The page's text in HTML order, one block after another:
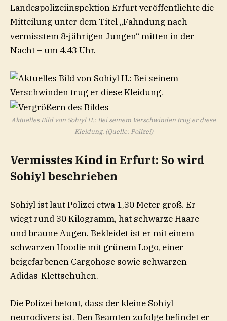
Landespolizeiinspektion Erfurt veröffentlichte die
Mitteilung unter dem Titel „Fahndung nach
vermisstem 8-jährigen Jungen“ mitten in der
Nacht – um 4.43 Uhr.
Aktuelles Bild von Sohiyl H.: Bei seinem Verschwinden trug er diese
Kleidung. (Quelle: Polizei)
Vermisstes Kind in Erfurt: So wird
Sohiyl beschrieben
Sohiyl ist laut Polizei etwa 1,30 Meter groß. Er
wiegt rund 30 Kilogramm, hat schwarze Haare
und braune Augen. Bekleidet ist er mit einem
schwarzen Hoodie mit grünem Logo, einer
beigefarbenen Cargohose sowie schwarzen
Adidas-Klettschuhen.
Die Polizei betont, dass der kleine Sohiyl
neurodivers ist. Den Beamten zufolge befindet er